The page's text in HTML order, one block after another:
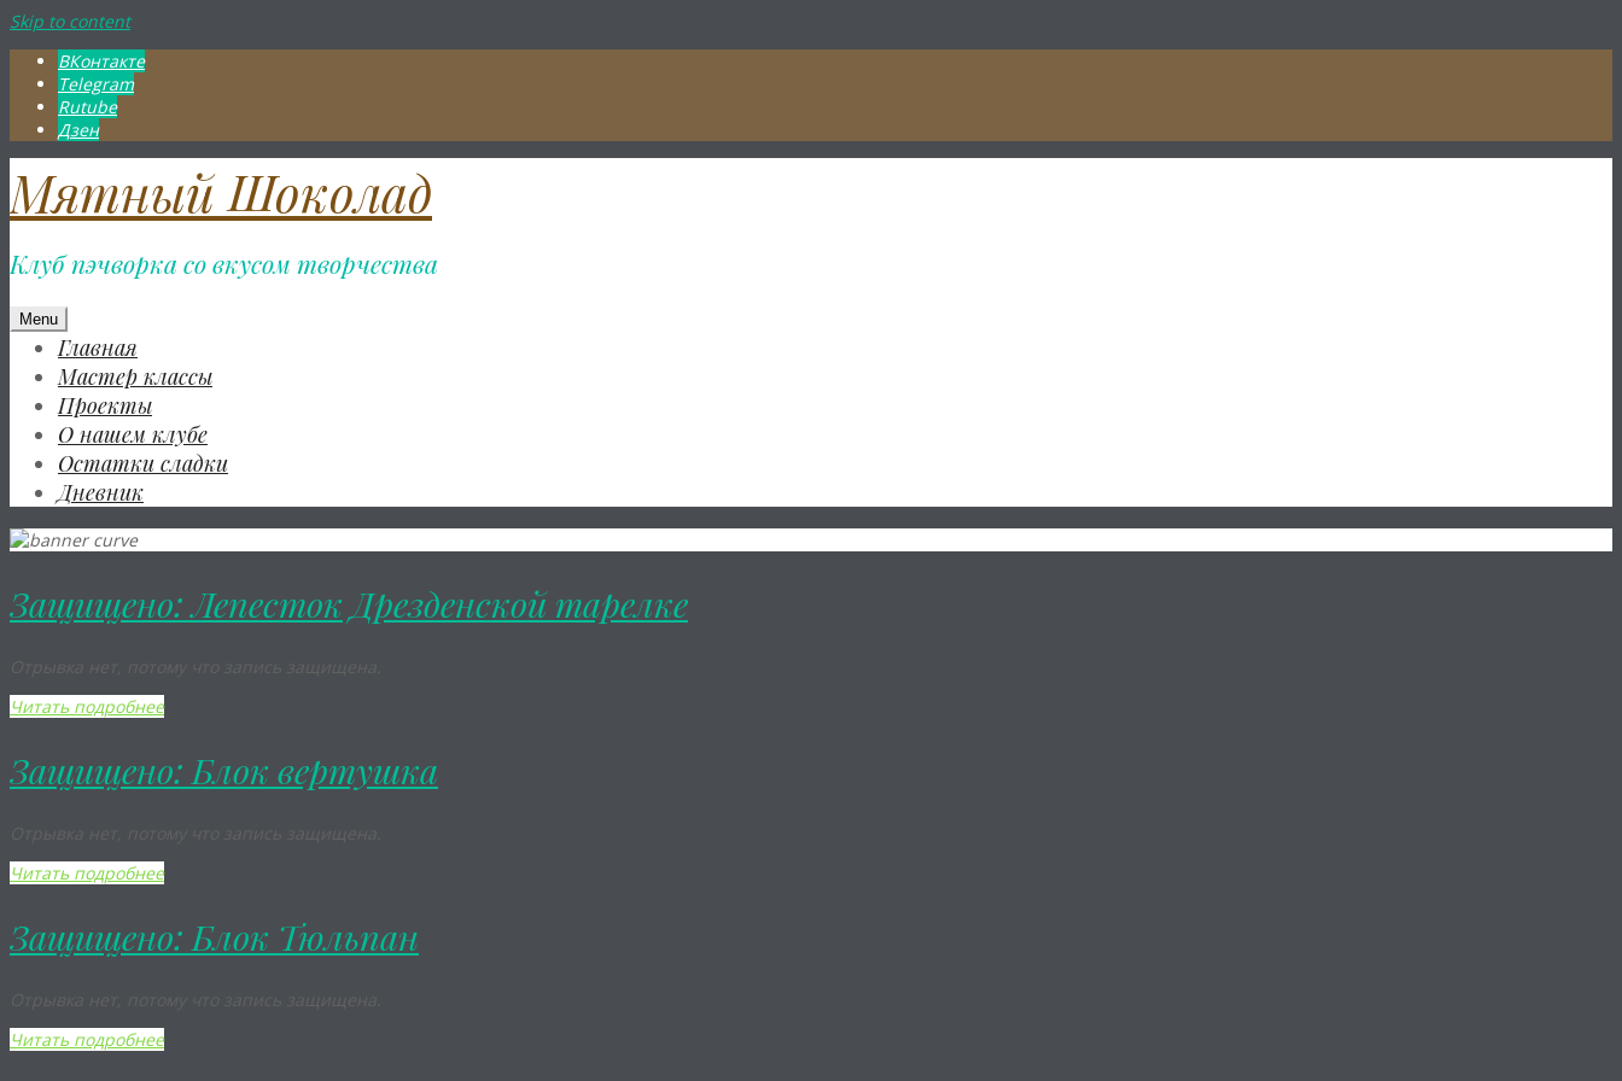
Skip to content
ВКонтакте
Telegram
Rutube
Дзен
Мятный Шоколад
Клуб пэчворка со вкусом творчества
Menu
Главная
Мастер классы
Проекты
О нашем клубе
Остатки сладки
Дневник
Защищено: Лепесток Дрезденской тарелке
Отрывка нет, потому что запись защищена.
Читать подробнее
Защищено: Блок вертушка
Отрывка нет, потому что запись защищена.
Читать подробнее
Защищено: Блок Тюльпан
Отрывка нет, потому что запись защищена.
Читать подробнее